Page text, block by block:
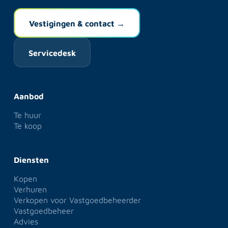
en voorkomt verrassingen gedurende het
adviestraject.
Vestigingen & contact →
Servicedesk
Aanbod
Te huur
Te koop
Diensten
Kopen
Verhuren
Verkopen voor Vastgoedbeheerder
Vastgoedbeheer
Advies